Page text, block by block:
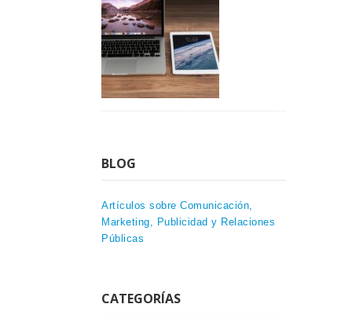
BLOG
Artículos sobre Comunicación,
Marketing, Publicidad y Relaciones
Públicas
CATEGORÍAS